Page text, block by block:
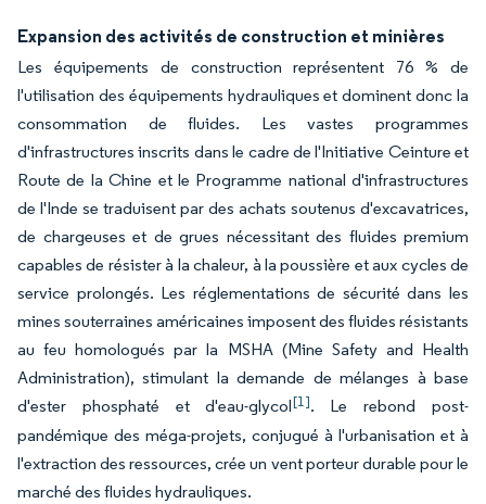
Expansion des activités de construction et minières
Les équipements de construction représentent 76 % de
l'utilisation des équipements hydrauliques et dominent donc la
consommation de fluides. Les vastes programmes
d'infrastructures inscrits dans le cadre de l'Initiative Ceinture et
Route de la Chine et le Programme national d'infrastructures
de l'Inde se traduisent par des achats soutenus d'excavatrices,
de chargeuses et de grues nécessitant des fluides premium
capables de résister à la chaleur, à la poussière et aux cycles de
service prolongés. Les réglementations de sécurité dans les
mines souterraines américaines imposent des fluides résistants
au feu homologués par la MSHA (Mine Safety and Health
Administration), stimulant la demande de mélanges à base
d'ester phosphaté et d'eau-glycol[1]. Le rebond post-
pandémique des méga-projets, conjugué à l'urbanisation et à
l'extraction des ressources, crée un vent porteur durable pour le
marché des fluides hydrauliques.